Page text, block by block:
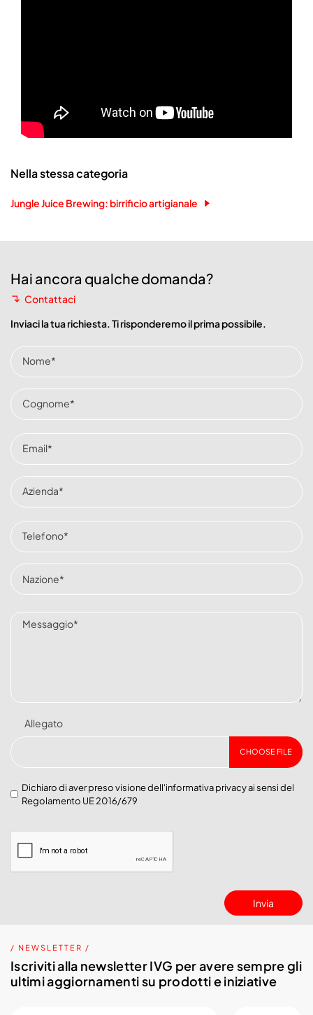
Nella stessa categoria
Jungle Juice Brewing: birrificio artigianale
Hai ancora qualche domanda?
Contattaci
Inviaci la tua richiesta. Ti risponderemo il prima possibile.
Allegato
CHOOSE FILE
Dichiaro di aver preso visione dell'informativa privacyai sensi del
Regolamento UE 2016/679
Invia
/ NEWSLETTER /
Iscriviti alla newsletter IVG per avere sempre gli
ultimi aggiornamenti su prodotti e iniziative